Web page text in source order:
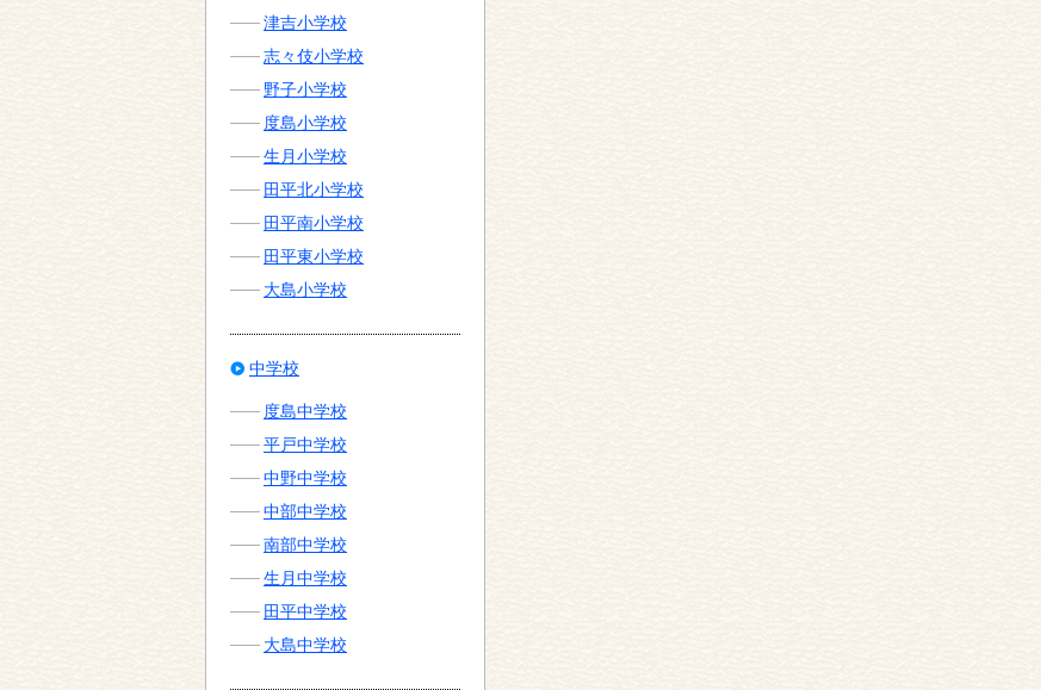
津吉小学校
志々伎小学校
野子小学校
度島小学校
生月小学校
田平北小学校
田平南小学校
田平東小学校
大島小学校
中学校
度島中学校
平戸中学校
中野中学校
中部中学校
南部中学校
生月中学校
田平中学校
大島中学校